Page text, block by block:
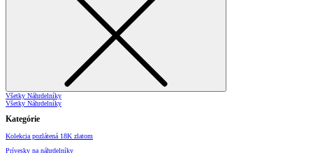
Všetky Náhrdelníky
Všetky Náhrdelníky
Kategórie
Kolekcia pozlátená 18K zlatom
Prívesky na náhrdelníky